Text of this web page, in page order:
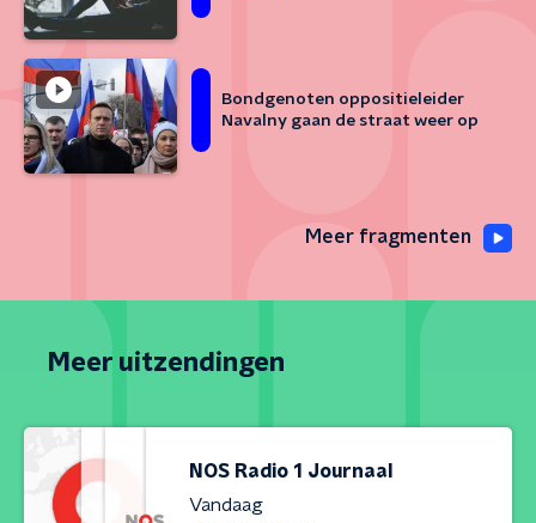
Bondgenoten oppositieleider
Navalny gaan de straat weer op
Meer fragmenten
Meer uitzendingen
NOS Radio 1 Journaal
Vandaag